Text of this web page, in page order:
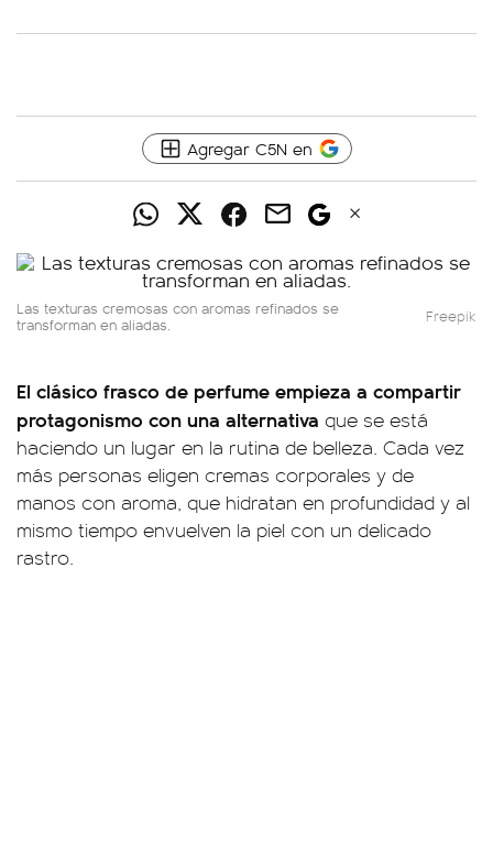
Agregar C5N en
Las texturas cremosas con aromas refinados se
transforman en aliadas. Freepik
El clásico frasco de perfume empieza a compartir
protagonismo con una alternativa que se está
haciendo un lugar en la rutina de belleza. Cada vez
más personas eligen cremas corporales y de
manos con aroma, que hidratan en profundidad y al
mismo tiempo envuelven la piel con un delicado
rastro.